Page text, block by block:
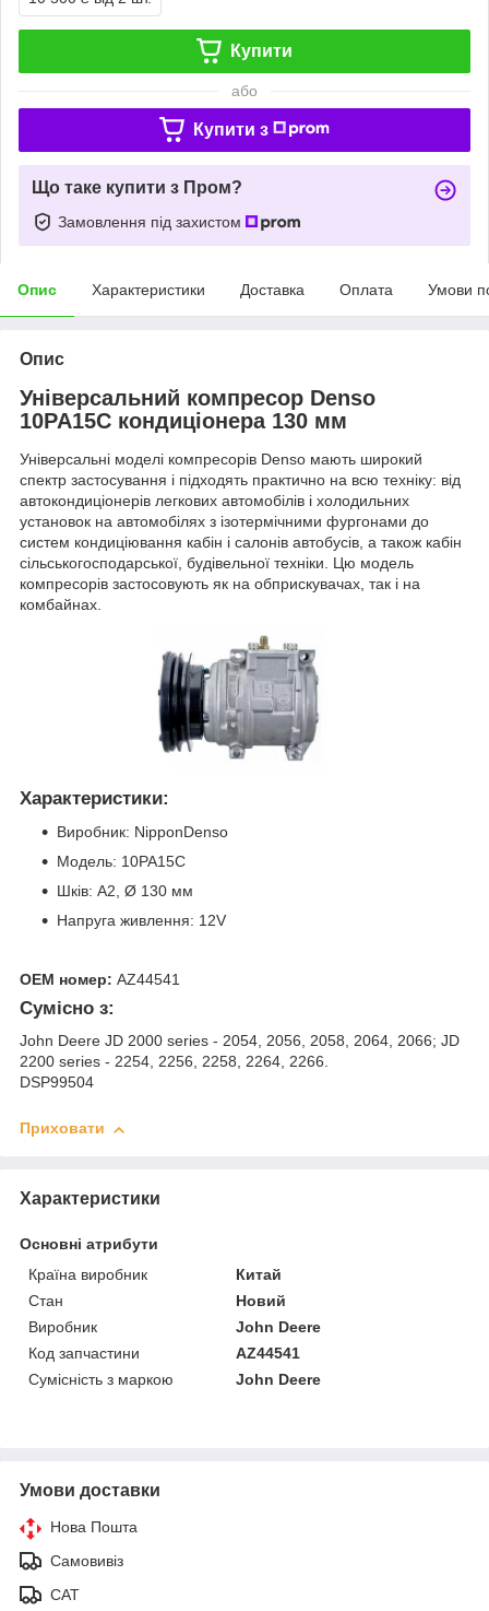
Купити
або
Купити з
Що таке купити з Пром?
Замовлення під захистом
Опис Характеристики Доставка Оплата Умови
Опис
Універсальний компресор Denso
10PA15C кондиціонера 130 мм
Універсальні моделі компресорів Denso мають широкий
спектр застосування і підходять практично на всю техніку: від
автокондиціонерів легкових автомобілів і холодильних
установок на автомобілях з ізотермічними фургонами до
систем кондиціювання кабін і салонів автобусів, а також кабін
сільськогосподарської, будівельної техніки. Цю модель
компресорів застосовують як на обприскувачах, так і на
комбайнах.
Характеристики:
Виробник: NipponDenso
Модель: 10PA15C
Шків: А2, Ø 130 мм
Напруга живлення: 12V
ОЕМ номер: AZ44541
Сумісно з:
John Deere JD 2000 series - 2054, 2056, 2058, 2064, 2066; JD
2200 series - 2254, 2256, 2258, 2264, 2266.
DSP99504
Приховати
Характеристики
Основні атрибути
Країна виробник
Китай
Стан
Новий
Виробник
John Deere
Код запчастини
AZ44541
Сумісність з маркою
John Deere
Умови доставки
Нова Пошта
Самовивіз
САТ